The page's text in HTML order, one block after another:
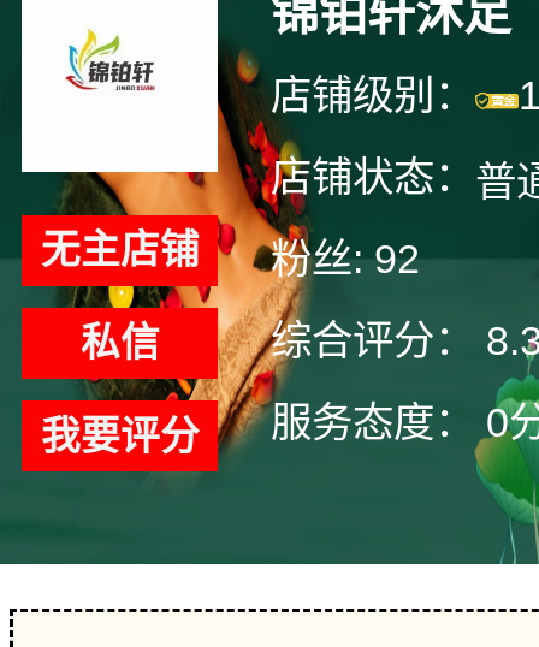
无主店铺
私信
我要评分
锦铂轩沐足
店铺级别：
店铺状态： 普
粉丝: 92
综合评分：
服务态度：
0